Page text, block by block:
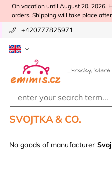
On vacation until August 20, 2026.
orders. Shipping will take place
+420777825971
SVOJTKA & CO.
No goods of manufacturer